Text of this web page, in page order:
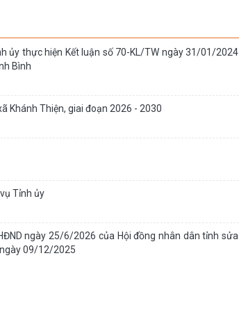
ủy thực hiện Kết luận số 70-KL/TW ngày 31/01/2024
Bình
Khánh Thiện, giai đoạn 2026 - 2030
Tỉnh ủy
ngày 25/6/2026 của Hội đồng nhân dân tỉnh sửa
09/12/2025